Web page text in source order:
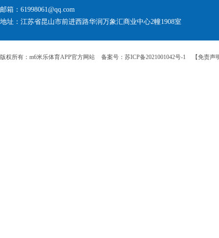
邮箱：61998061@qq.com
地址：江苏省昆山市前进西路华润万象汇商业中心2幢1908室
版权所有：m6米乐体育APP官方网站 备案号：苏ICP备2021001042号-1 【免责声